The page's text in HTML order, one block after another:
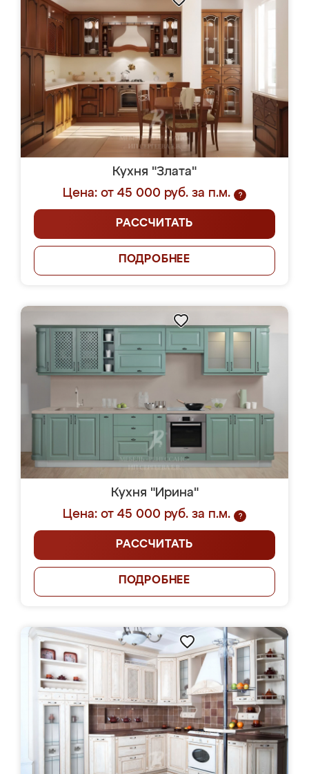
Кухня "Злата"
Цена: от 45 000 руб. за п.м.
?
РАССЧИТАТЬ
ПОДРОБНЕЕ
Кухня "Ирина"
Цена: от 45 000 руб. за п.м.
?
РАССЧИТАТЬ
ПОДРОБНЕЕ